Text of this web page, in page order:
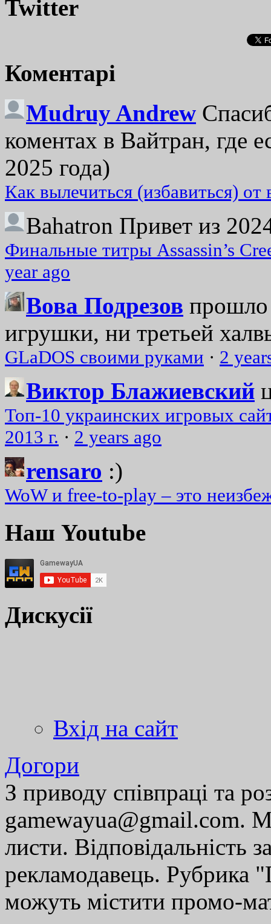
Twitter
Коментарі
Mudruy Andrew
коментах в Вайтран, где
2025 года)
Как вылечиться (избавиться)
Bahatron Привет из
Финальные титры Assassin’s
year ago
Вова Подрезов прошло
игрушки, ни третьей
GLaDOS своими руками · 2
Виктор Блажиевский
Топ-10 украинских игровых
2013 г. · 2 years ago
rensaro :)
WoW и free-to-play – это
Наш Youtube
Дискусії
Вхід на сайт
Догори
З приводу співпраці та
gamewayua@gmail.com.
листи. Відповідальність
рекламодавець. Рубрика
можуть містити промо-